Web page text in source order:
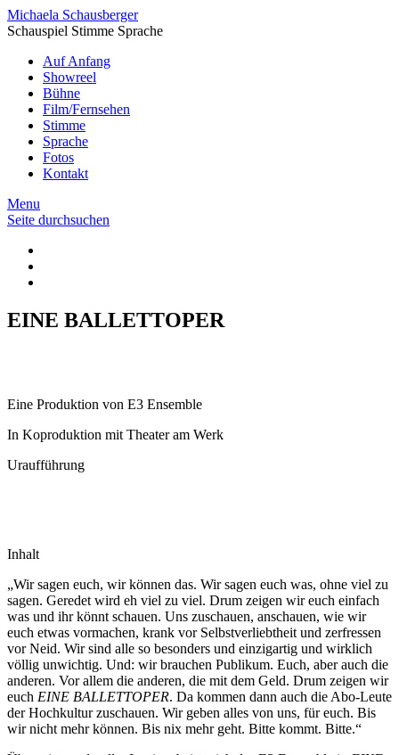
Michaela Schausberger
Schauspiel Stimme Sprache
Auf Anfang
Showreel
Bühne
Film/Fernsehen
Stimme
Sprache
Fotos
Kontakt
Menu
Seite durchsuchen
EINE BALLETTOPER
Eine Produktion von E3 Ensemble
In Koproduktion mit Theater am Werk
Uraufführung
Inhalt
„Wir sagen euch, wir können das. Wir sagen euch was, ohne viel zu
sagen. Geredet wird eh viel zu viel. Drum zeigen wir euch einfach
was und ihr könnt schauen. Uns zuschauen, anschauen, wie wir
euch etwas vormachen, krank vor Selbstverliebtheit und zerfressen
vor Neid. Wir sind alle so besonders und einzigartig und wirklich
völlig unwichtig. Und: wir brauchen Publikum. Euch, aber auch die
anderen. Vor allem die anderen, die mit dem Geld. Drum zeigen wir
euch EINE BALLETTOPER. Da kommen dann auch die Abo-Leute
der Hochkultur zuschauen. Wir geben alles von uns, für euch. Bis
wir nicht mehr können. Bis nix mehr geht. Bitte kommt. Bitte.“